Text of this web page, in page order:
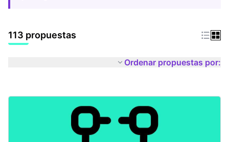
113 propuestas
Ordenar propuestas por: